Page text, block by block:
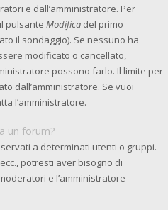
e dall’amministratore. Per
pulsante Modifica del primo
il sondaggio). Se nessuno ha
modificato o cancellato,
possono farlo. Il limite per
dall’amministratore. Se vuoi
l’amministratore.
un forum?
a determinati utenti o gruppi.
potresti aver bisogno di
e l’amministratore